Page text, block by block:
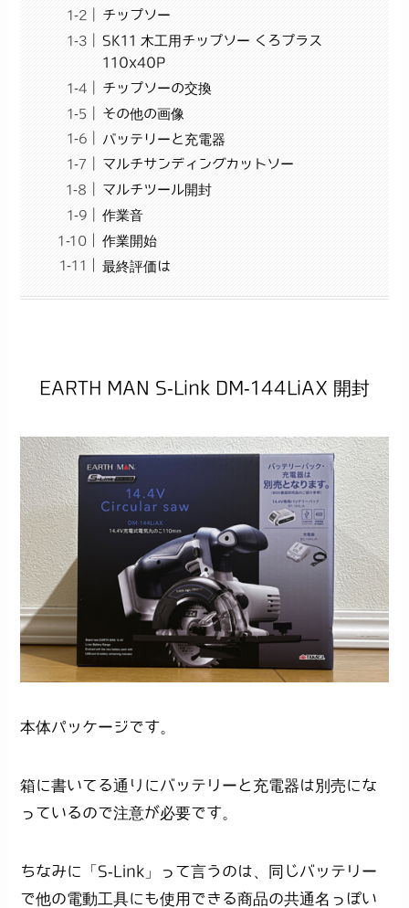
チップソー
SK11 木工用チップソー くろプラス
110x40P
チップソーの交換
その他の画像
バッテリーと充電器
マルチサンディングカットソー
マルチツール開封
作業音
作業開始
最終評価は
EARTH MAN S-Link DM-144LiAX 開封
本体パッケージです。
箱に書いてる通りにバッテリーと充電器は別売にな
っているので注意が必要です。
ちなみに「S-Link」って言うのは、同じバッテリー
で他の電動工具にも使用できる商品の共通名っぽい